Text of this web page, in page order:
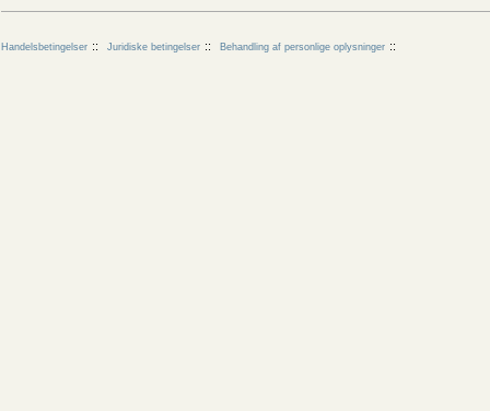
Handelsbetingelser Juridiske betingelser Behandling af personlige oplysninger